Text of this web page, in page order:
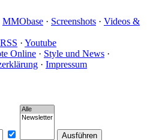
MMObase · Screenshots · Videos &
RSS · Youtube
Online · Style und News ·
· Impressum